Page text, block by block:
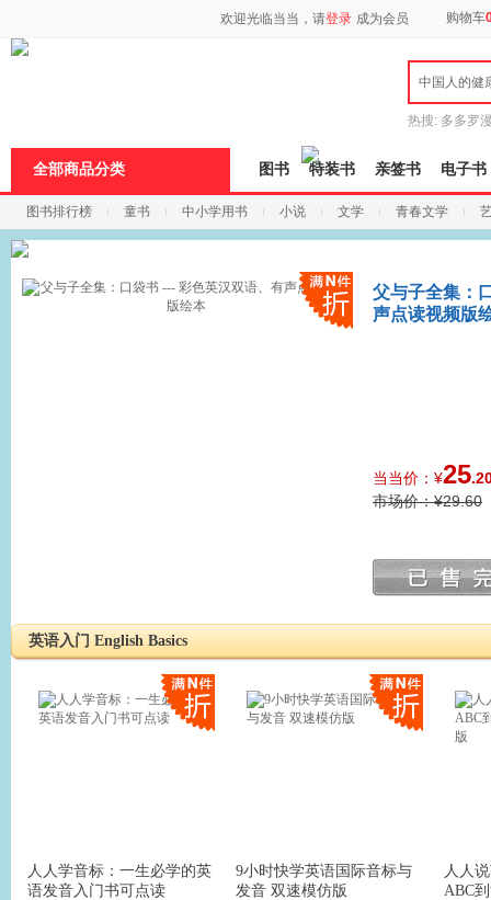
欢迎光临当当，请登录 成为会员 购物车
中国人的健
热搜: 多多罗
全部商品分类 图书 特装书 亲签书 电子书
图书排行榜 童书 中小学用书 小说 文学 青春文学
科技 进口原版 电子书
父与子全集：
声点读视频版
当当价：¥25
市场价：¥29.60
英语入门 English Basics
人人学音标：一生必学的英
语发音入门书可点读
9小时快学英语国际音标与
发音 双速模仿版
人人
ABC
页
按
Ctrl